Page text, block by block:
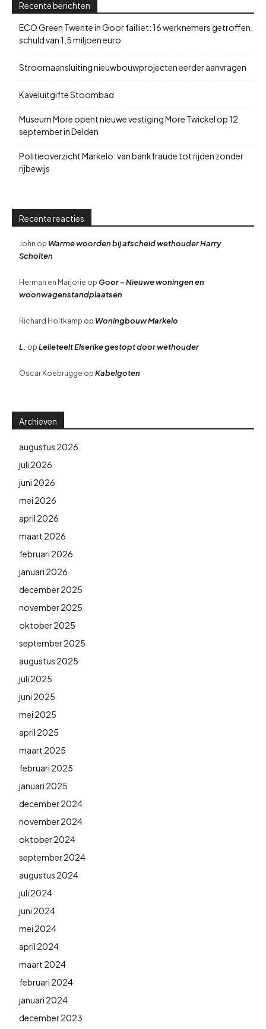
Recente berichten
ECO Green Twente in Goor failliet: 16 werknemers getroffen,
schuld van 1,5 miljoen euro
Stroomaansluiting nieuwbouwprojecten eerder aanvragen
Kaveluitgifte Stoombad
Museum More opent nieuwe vestiging More Twickel op 12
september in Delden
Politieoverzicht Markelo: van bankfraude tot rijden zonder
rijbewijs
Recente reacties
John op Warme woorden bij afscheid wethouder Harry
Scholten
Herman en Marjorie op Goor – Nieuwe woningen en
woonwagenstandplaatsen
Richard Holtkamp op Woningbouw Markelo
L. op Lelieteelt Elserike gestopt door wethouder
Oscar Koebrugge op Kabelgoten
Archieven
augustus 2026
juli 2026
juni 2026
mei 2026
april 2026
maart 2026
februari 2026
januari 2026
december 2025
november 2025
oktober 2025
september 2025
augustus 2025
juli 2025
juni 2025
mei 2025
april 2025
maart 2025
februari 2025
januari 2025
december 2024
november 2024
oktober 2024
september 2024
augustus 2024
juli 2024
juni 2024
mei 2024
april 2024
maart 2024
februari 2024
januari 2024
december 2023